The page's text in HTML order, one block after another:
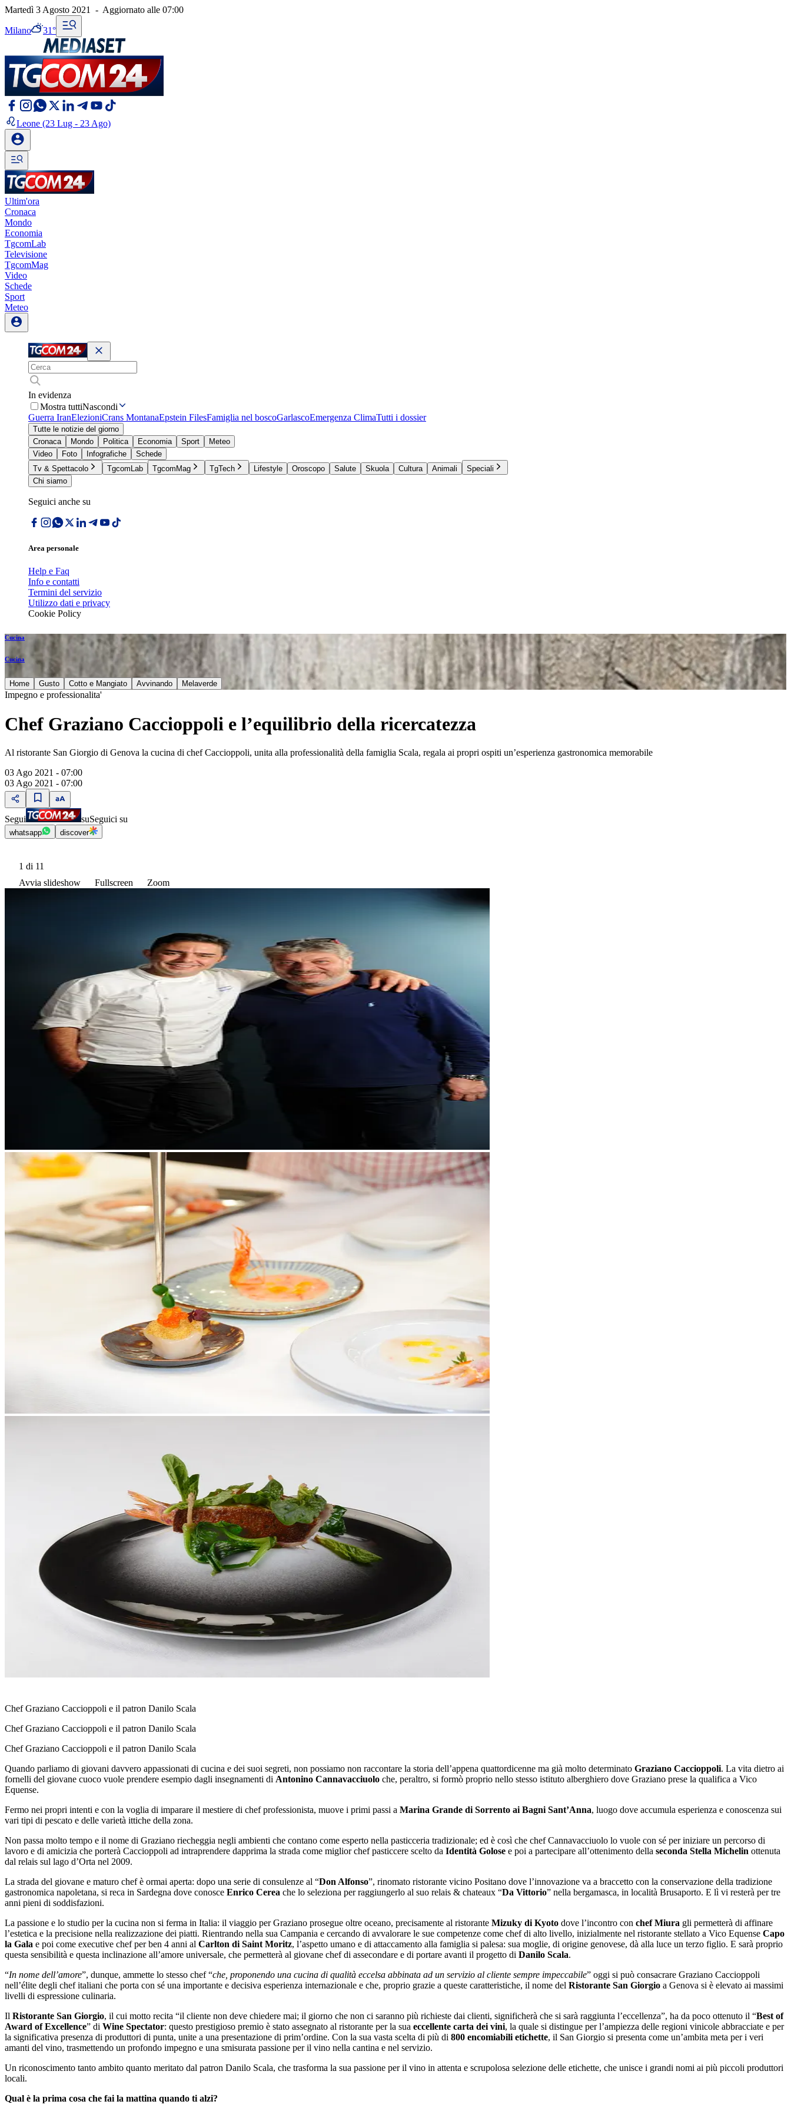
Martedì 3 Agosto 2021 - Aggiornato alle 07:00
Milano 31°
Leone (23 Lug - 23 Ago)
Ultim'ora
Cronaca
Mondo
Economia
TgcomLab
Televisione
TgcomMag
Video
Schede
Sport
Meteo
In evidenza
Mostra tuttiNascondi
Guerra IranElezioniCrans MontanaEpstein FilesFamiglia nel boscoGarlascoEmergenza ClimaTutti i dossier
Tutte le notizie del giorno
Cronaca
Mondo Politica Economia Sport
Meteo
Video
Foto Infografiche
Schede
Tv & Spettacolo
TgcomLab TgcomMag TgTech Lifestyle Oroscopo Salute Skuola Cultura Animali
Speciali
Chi siamo
Seguici anche su
Area personale
Help e Faq
Info e contatti
Termini del servizio
Utilizzo dati e privacy
Cookie Policy
Cucina
Cucina
Home Gusto Cotto e Mangiato Avvinando Melaverde
Impegno e professionalita'
Chef Graziano Caccioppoli e l’equilibrio della ricercatezza
Al ristorante San Giorgio di Genova la cucina di chef Caccioppoli, unita alla professionalità della famiglia Scala, regala ai propri ospiti un’esperienza gastronomica memorabile
03 Ago 2021 - 07:00
03 Ago 2021 - 07:00
Segui suSeguici su
whatsapp discover
1 di 11
Avvia slideshow
Fullscreen Zoom
Chef Graziano Caccioppoli e il patron Danilo Scala
Chef Graziano Caccioppoli e il patron Danilo Scala
Chef Graziano Caccioppoli e il patron Danilo Scala
Quando parliamo di giovani davvero appassionati di cucina e dei suoi segreti, non possiamo non raccontare la storia dell’appena quattordicenne ma già molto determinato Graziano Caccioppoli. La vita dietro ai
fornelli del giovane cuoco vuole prendere esempio dagli insegnamenti di Antonino Cannavacciuolo che, peraltro, si formò proprio nello stesso istituto alberghiero dove Graziano prese la qualifica a Vico
Equense.
Fermo nei propri intenti e con la voglia di imparare il mestiere di chef professionista, muove i primi passi a Marina Grande di Sorrento ai Bagni Sant’Anna, luogo dove accumula esperienza e conoscenza sui
vari tipi di pescato e delle varietà ittiche della zona.
Non passa molto tempo e il nome di Graziano riecheggia negli ambienti che contano come esperto nella pasticceria tradizionale; ed è così che chef Cannavacciuolo lo vuole con sé per iniziare un percorso di
lavoro e di amicizia che porterà Caccioppoli ad intraprendere dapprima la strada come miglior chef pasticcere scelto da Identità Golose e poi a partecipare all’ottenimento della seconda Stella Michelin ottenuta
dal relais sul lago d’Orta nel 2009.
La strada del giovane e maturo chef è ormai aperta: dopo una serie di consulenze al “Don Alfonso”, rinomato ristorante vicino Positano dove l’innovazione va a braccetto con la conservazione della tradizione
gastronomica napoletana, si reca in Sardegna dove conosce Enrico Cerea che lo seleziona per raggiungerlo al suo relais & chateaux “Da Vittorio” nella bergamasca, in località Brusaporto. E lì vi resterà per tre
anni pieni di soddisfazioni.
La passione e lo studio per la cucina non si ferma in Italia: il viaggio per Graziano prosegue oltre oceano, precisamente al ristorante Mizuky di Kyoto dove l’incontro con chef Miura gli permetterà di affinare
l’estetica e la precisione nella realizzazione dei piatti. Rientrando nella sua Campania e cercando di avvalorare le sue competenze come chef di alto livello, inizialmente nel ristorante stellato a Vico Equense Capo
la Gala e poi come executive chef per ben 4 anni al Carlton di Saint Moritz, l’aspetto umano e di attaccamento alla famiglia si palesa: sua moglie, di origine genovese, dà alla luce un terzo figlio. E sarà proprio
questa sensibilità e questa inclinazione all’amore universale, che permetterà al giovane chef di assecondare e di portare avanti il progetto di Danilo Scala.
“In nome dell’amore”, dunque, ammette lo stesso chef “che, proponendo una cucina di qualità eccelsa abbinata ad un servizio al cliente sempre impeccabile” oggi si può consacrare Graziano Caccioppoli
nell’élite degli chef italiani che porta con sé una importante e decisiva esperienza internazionale e che, proprio grazie a queste caratteristiche, il nome del Ristorante San Giorgio a Genova si è elevato ai massimi
livelli di espressione culinaria.
Il Ristorante San Giorgio, il cui motto recita “il cliente non deve chiedere mai; il giorno che non ci saranno più richieste dai clienti, significherà che si sarà raggiunta l’eccellenza”, ha da poco ottenuto il “Best of
Award of Excellence” di Wine Spectator: questo prestigioso premio è stato assegnato al ristorante per la sua eccellente carta dei vini, la quale si distingue per l’ampiezza delle regioni vinicole abbracciate e per
la significativa presenza di produttori di punta, unite a una presentazione di prim’ordine. Con la sua vasta scelta di più di 800 encomiabili etichette, il San Giorgio si presenta come un’ambita meta per i veri
amanti del vino, trasmettendo un profondo impegno e una smisurata passione per il vino nella cantina e nel servizio.
Un riconoscimento tanto ambito quanto meritato dal patron Danilo Scala, che trasforma la sua passione per il vino in attenta e scrupolosa selezione delle etichette, che unisce i grandi nomi ai più piccoli produttori
locali.
Qual è la prima cosa che fai la mattina quando ti alzi?